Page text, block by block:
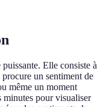
Elle consiste à
un sentiment de
même un moment
minutes pour visualiser